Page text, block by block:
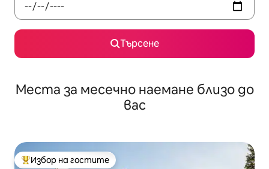
Търсене
Места за месечно наемане близо до
вас
Най-популярен избор на гостите
Избор на гостите